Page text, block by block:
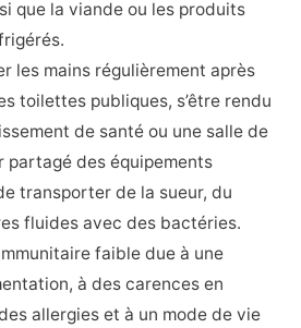
que la viande ou les produits
les mains régulièrement après
toilettes publiques, s’être rendu
de santé ou une salle de
partagé des équipements
transporter de la sueur, du
fluides avec des bactéries.
faible due à une
à des carences en
allergies et à un mode de vie